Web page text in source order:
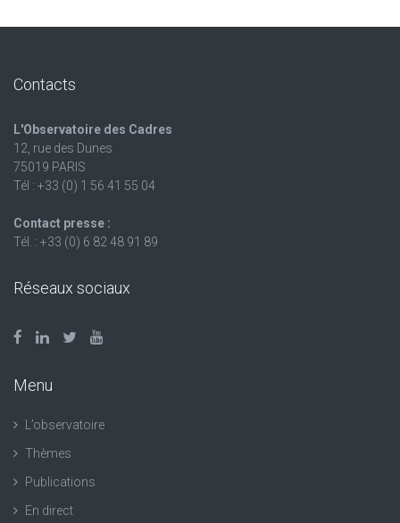
Contacts
L'Observatoire des Cadres
12, rue des Dunes
75019 PARIS
Tél : +33 (0) 1 56 41 55 04
Contact presse :
Tél. : +33 (0) 6 82 48 91 89
Réseaux sociaux
Menu
L’observatoire
Thèmes
Publications
En direct